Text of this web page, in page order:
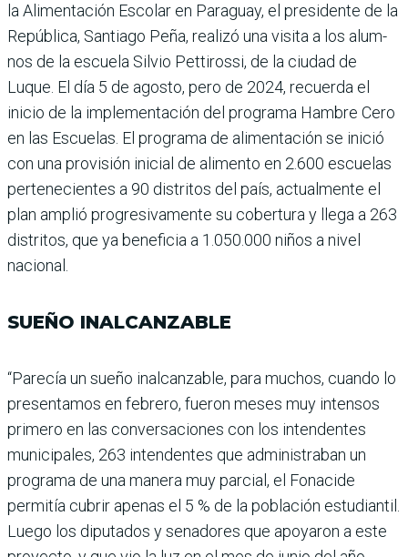
la Ali­mentación Escolar en Para­guay, el presidente de la
República, Santiago Peña, realizó una visita a los alum­
nos de la escuela Silvio Petti­rossi, de la ciudad de
Luque. El día 5 de agosto, pero de 2024, recuerda el
inicio de la implementación del pro­grama Hambre Cero
en las Escuelas. El programa de alimentación se inició
con una provisión inicial de alimento en 2.600 escue­las
pertenecientes a 90 dis­tritos del país, actualmente el
plan amplió progresiva­mente su cobertura y llega a 263
distritos, que ya benefi­cia a 1.050.000 niños a nivel
nacional.
SUEÑO INALCANZABLE
“Parecía un sueño inalcan­zable, para muchos, cuando lo
presentamos en febrero, fueron meses muy intensos
primero en las conversacio­nes con los intendentes
muni­cipales, 263 intendentes que administraban un
programa de una manera muy parcial, el Fonacide
permitía cubrir ape­nas el 5 % de la población estu­diantil.
Luego los diputados y senadores que apoyaron a este